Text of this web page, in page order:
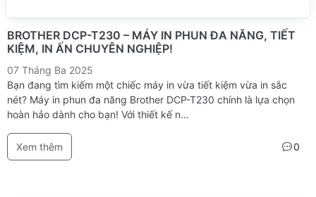
BROTHER DCP-T230 – MÁY IN PHUN ĐA NĂNG, TIẾT
KIỆM, IN ẤN CHUYÊN NGHIỆP!
07 Tháng Ba 2025
Bạn đang tìm kiếm một chiếc máy in vừa tiết kiệm vừa in sắc
nét? Máy in phun đa năng Brother DCP-T230 chính là lựa chọn
hoàn hảo dành cho bạn! Với thiết kế n...
Xem thêm 0